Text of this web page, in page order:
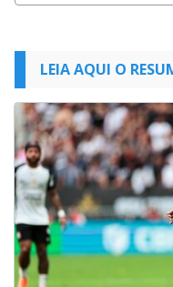
LEIA AQUI O